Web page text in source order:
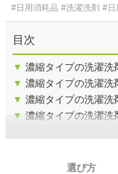
#日用消耗品 #洗濯洗剤 #日
目次
▼ 濃縮タイプの洗濯洗
▼ 濃縮タイプの洗濯洗
▼ 濃縮タイプの洗濯洗
▼ 濃縮タイプの洗濯洗
選び方